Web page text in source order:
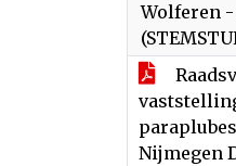
Wolferen -
Nijmegen